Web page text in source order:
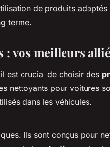
de produits adaptés
terme.
: vos meilleurs
est crucial de choisir des
nettoyants pour voitures
dans les véhicules.
Ils sont conçus pour